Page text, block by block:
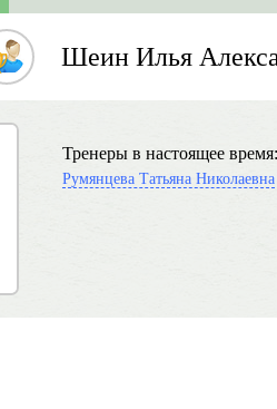
Шеин Илья
Тренеры в настоящее время:
Румянцева Татьяна Николаевна